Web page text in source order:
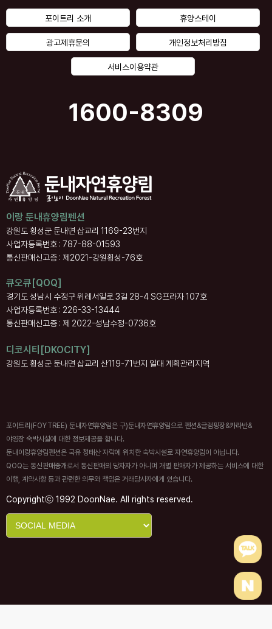
포이트리 소개 휴양스테이
광고제휴문의 개인정보처리방침
서비스이용약관
1600-8309
이랑 둔내휴양림펜션
강원도 횡성군 둔내면 삽교리 1169-23번지
사업자등록번호 : 787-88-01593
통신판매신고증 : 제2021-강원횡성-76호
큐오큐[QOQ]
경기도 성남시 수정구 위례서일로 3길 28-4 SG프라자 107호
사업자등록번호 : 226-33-13444
통신판매신고증 : 제 2022-성남수정-0736호
디코시티[DKOCITY]
강원도 횡성군 둔내면 삽교리 산119-71번지 일대 계획관리지역
포이트리(FOYTREE) 둔내자연휴양림은 구)둔내자연휴양림으로 펜션&글램핑장&카라반&
야영장 숙박시설에 대한 정보제공을 합니다.
둔내이랑휴양림펜션은 국유 청태산 자락에 위치한 숙박시설로 자연휴양림이 아닙니다.
QOQ는 통신판매중개로서 통신판매의 당자자가 아니며 개별 판매자가 제공하는 서비스에 대한
이행, 계약사항 등과 관련한 의무와 책임은 거래당사자에게 있습니다.
Copyrightⓒ 1992 DoonNae. All rights reserved.